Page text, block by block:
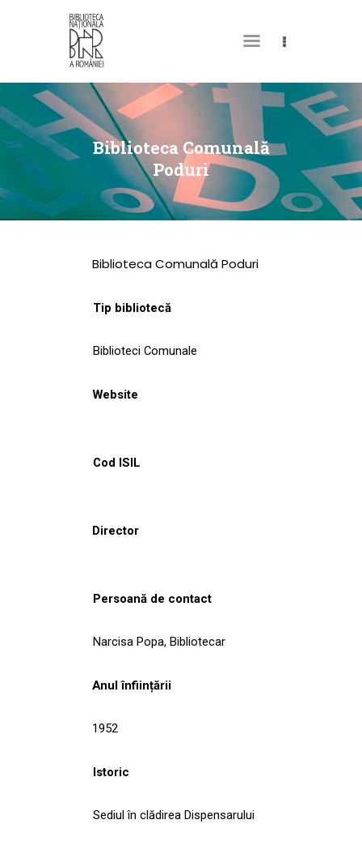
Biblioteca Comunală
Poduri
DESPRE NOI
PERMISUL MEU DE
BIBLIOTECĂ
CATALOAGE ȘI
COLECȚII
CULTURALE
NOUTĂȚI
Biblioteca Comunală Poduri
Tip bibliotecă
Biblioteci Comunale
Website
Cod ISIL
Director
Persoană de contact
Narcisa Popa, Bibliotecar
Anul înființării
1952
Istoric
Sediul în clădirea Dispensarului